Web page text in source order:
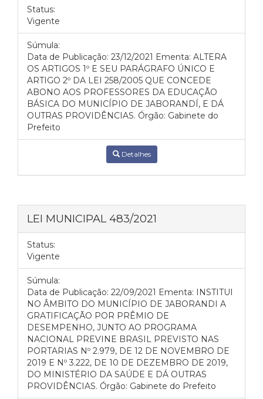
Status:
Vigente
Súmula:
Data de Publicação: 23/12/2021 Ementa: ALTERA
OS ARTIGOS 1º E SEU PARÁGRAFO ÚNICO E
ARTIGO 2º DA LEI 258/2005 QUE CONCEDE
ABONO AOS PROFESSORES DA EDUCAÇÃO
BÁSICA DO MUNICÍPIO DE JABORANDÍ, E DÁ
OUTRAS PROVIDÊNCIAS. Órgão: Gabinete do
Prefeito
Detalhes
LEI MUNICIPAL 483/2021
Status:
Vigente
Súmula:
Data de Publicação: 22/09/2021 Ementa: INSTITUI
NO ÂMBITO DO MUNICÍPIO DE JABORANDI A
GRATIFICAÇÃO POR PRÊMIO DE
DESEMPENHO, JUNTO AO PROGRAMA
NACIONAL PREVINE BRASIL PREVISTO NAS
PORTARIAS Nº 2.979, DE 12 DE NOVEMBRO DE
2019 E Nº 3.222, DE 10 DE DEZEMBRO DE 2019,
DO MINISTÉRIO DA SAÚDE E DÁ OUTRAS
PROVIDÊNCIAS. Órgão: Gabinete do Prefeito